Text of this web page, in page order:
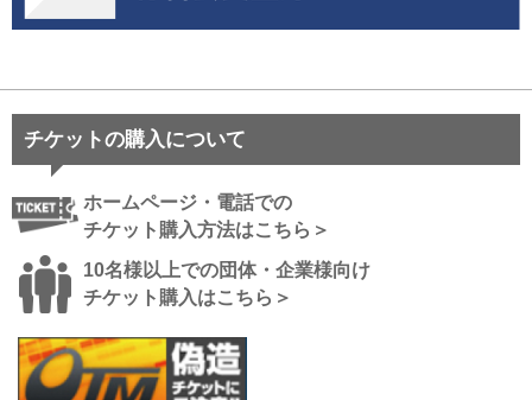
チケットの購入について
ホームページ・電話での
チケット購入方法はこちら＞
10名様以上での団体・企業様向け
チケット購入はこちら＞